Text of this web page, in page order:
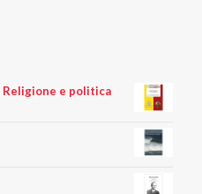
Religione e politica